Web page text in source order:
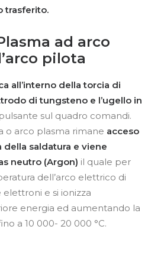
trasferito.
ad arco
pilota
all’interno della torcia di
di tungsteno e l’ugello in
sul quadro comandi.
o arco plasma rimane acceso
della saldatura e viene
neutro (Argon) il quale per
dell’arco elettrico di
e si ionizza
energia ed aumentando la
a 10 000- 20 000 °C.